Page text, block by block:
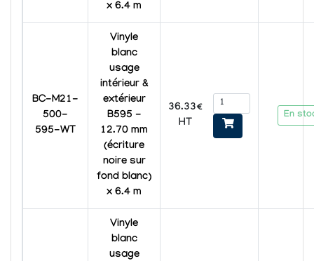
x 6.4 m
BC-M21-
500-
595-WT
Vinyle
blanc
usage
intérieur &
extérieur
B595 -
12.70 mm
(écriture
noire sur
fond blanc)
x 6.4 m
36.33€
HT
En
Vinyle
blanc
usage